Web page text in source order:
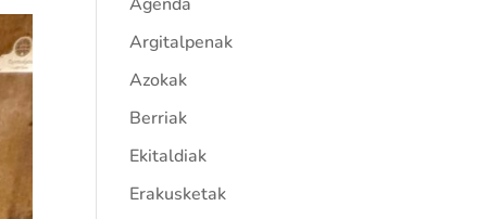
Argitalpenak
Azokak
Berriak
Ekitaldiak
Erakusketak